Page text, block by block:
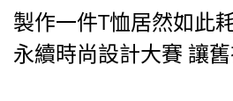
製作一件T恤居然如此
永續時尚設計大賽 讓